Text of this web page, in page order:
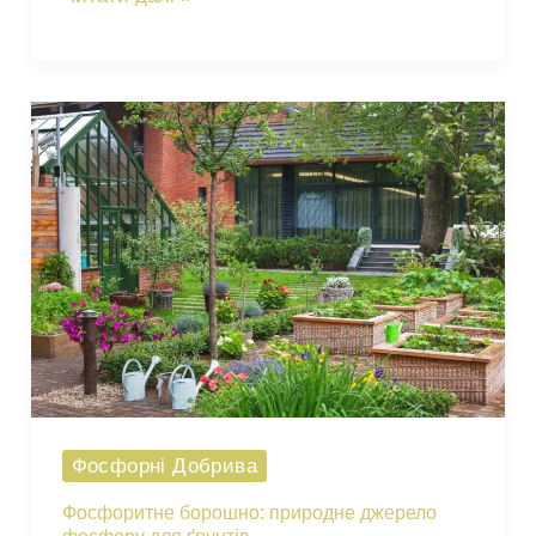
фосфорне
добриво
Фосфорні Добрива
Фосфоритне борошно: природне джерело